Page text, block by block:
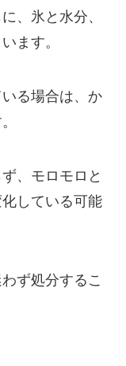
、氷と水分、
ます。
る場合は、か
、モロモロと
している可能
ず処分するこ